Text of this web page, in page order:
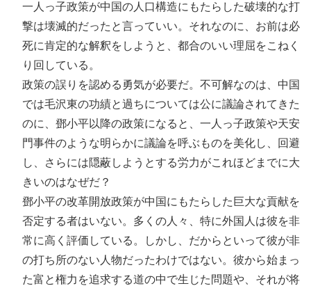
一人っ子政策が中国の人口構造にもたらした破壊的な打
撃は壊滅的だったと言っていい。それなのに、お前は必
死に肯定的な解釈をしようと、都合のいい理屈をこねく
り回している。
政策の誤りを認める勇気が必要だ。不可解なのは、中国
では毛沢東の功績と過ちについては公に議論されてきた
のに、鄧小平以降の政策になると、一人っ子政策や天安
門事件のような明らかに議論を呼ぶものを美化し、回避
し、さらには隠蔽しようとする労力がこれほどまでに大
きいのはなぜだ？
鄧小平の改革開放政策が中国にもたらした巨大な貢献を
否定する者はいない。多くの人々、特に外国人は彼を非
常に高く評価している。しかし、だからといって彼が非
の打ち所のない人物だったわけではない。彼から始まっ
た富と権力を追求する道の中で生じた問題や、それが将